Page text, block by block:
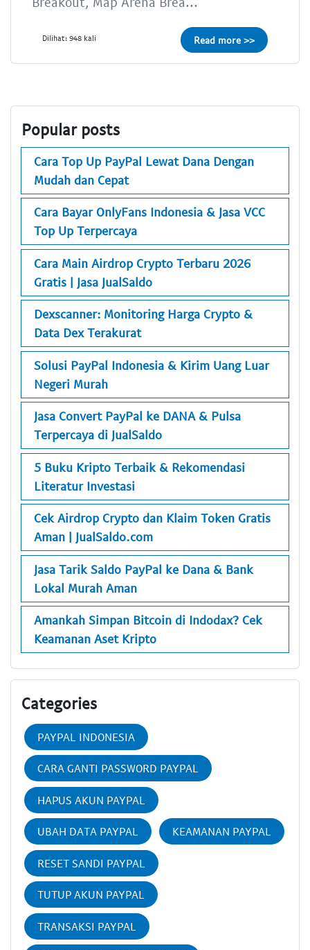
Dilihat: 948 kali Read more >>
Popular posts
Cara Top Up PayPal Lewat Dana Dengan
Mudah dan Cepat
Cara Bayar OnlyFans Indonesia & Jasa VCC
Top Up Terpercaya
Cara Main Airdrop Crypto Terbaru 2026
Gratis | Jasa JualSaldo
Dexscanner: Monitoring Harga Crypto &
Data Dex Terakurat
Solusi PayPal Indonesia & Kirim Uang Luar
Negeri Murah
Jasa Convert PayPal ke DANA & Pulsa
Terpercaya di JualSaldo
5 Buku Kripto Terbaik & Rekomendasi
Literatur Investasi
Cek Airdrop Crypto dan Klaim Token Gratis
Aman | JualSaldo.com
Jasa Tarik Saldo PayPal ke Dana & Bank
Lokal Murah Aman
Amankah Simpan Bitcoin di Indodax? Cek
Keamanan Aset Kripto
Categories
PAYPAL INDONESIA
CARA GANTI PASSWORD PAYPAL
HAPUS AKUN PAYPAL
UBAH DATA PAYPAL KEAMANAN PAYPAL
RESET SANDI PAYPAL
TUTUP AKUN PAYPAL
TRANSAKSI PAYPAL